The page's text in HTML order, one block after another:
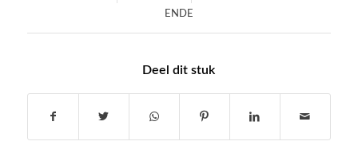
ENDE
Deel dit stuk